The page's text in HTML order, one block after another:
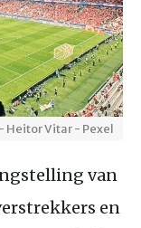
Heitor Vitar - Pexel
van
en